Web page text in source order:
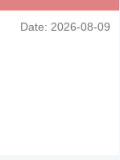
Date: 2026-08-09